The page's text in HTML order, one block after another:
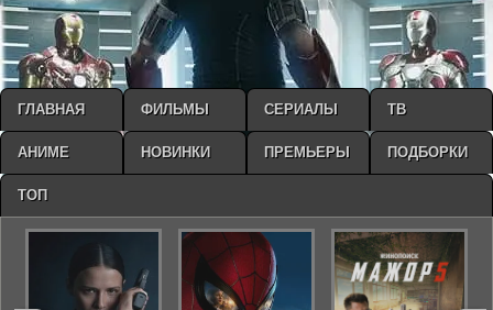
ГЛАВНАЯ ФИЛЬМЫ СЕРИАЛЫ ТВ
АНИМЕ НОВИНКИ ПРЕМЬЕРЫ ПОДБОРКИ
ТОП